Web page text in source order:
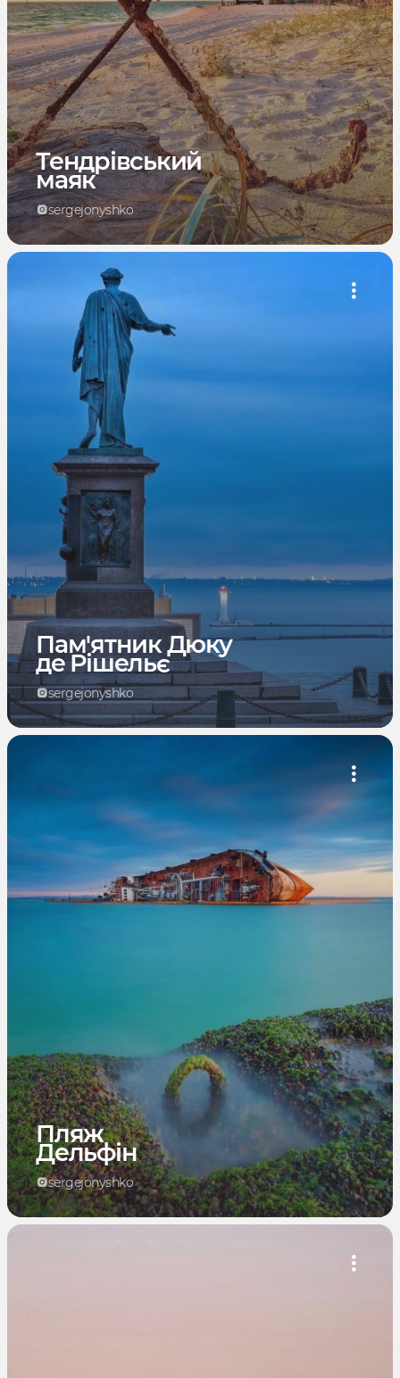
Тендрівський
маяк
sergejonyshko
Пам'ятник Дюку
де Рішельє
sergejonyshko
Пляж
Дельфін
sergejonyshko